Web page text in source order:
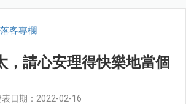
客專欄
，請心安理得快樂地當個
表日期：2022-02-16